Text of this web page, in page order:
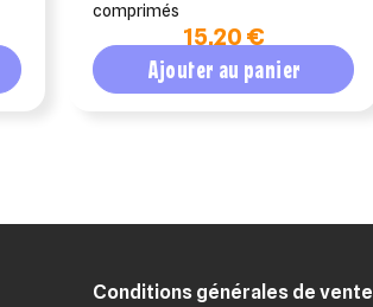
comprimés
15,20 €
Ajouter au panier
Conditions générales de vente